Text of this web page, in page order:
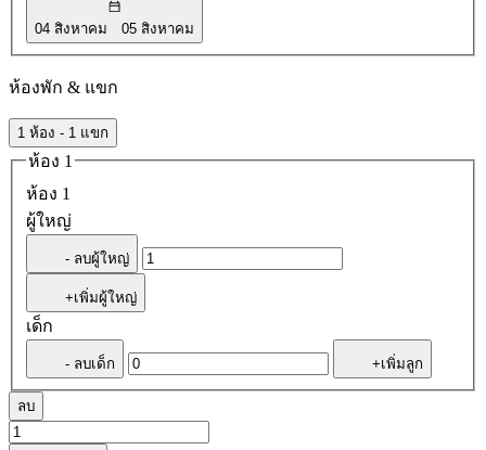
04 สิงหาคม 05 สิงหาคม
ห้องพัก & แขก
1 ห้อง - 1 แขก
ห้อง 1
ห้อง 1
ผู้ใหญ่
- ลบผู้ใหญ่
+เพิ่มผู้ใหญ่
เด็ก
- ลบเด็ก +เพิ่มลูก
ลบ